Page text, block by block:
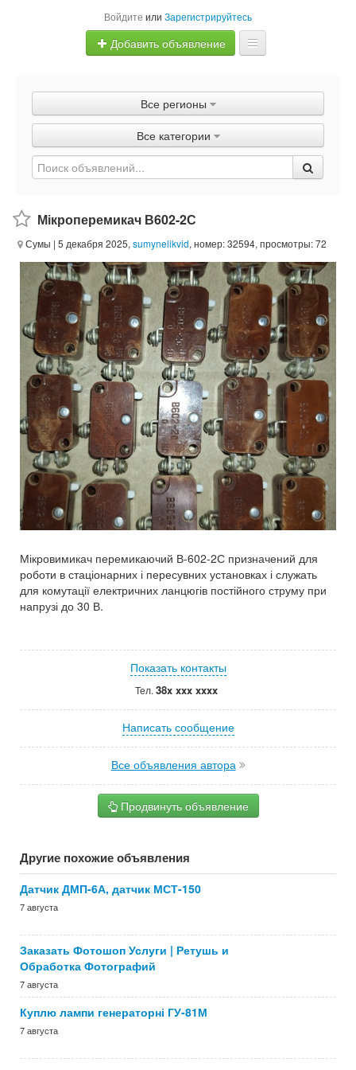
Войдите или Зарегистрируйтесь
Добавить объявление
Объявления
Быстрая продажа
Все регионы
Все категории
Мікроперемикач В602-2С
Сумы | 5 декабря 2025, sumynelikvid, номер: 32594, просмотры: 72
Мікровимикач перемикаючий В-602-2С призначений для
роботи в стаціонарних і пересувних установках і служать
для комутації електричних ланцюгів постійного струму при
напрузі до 30 В.
Показать контакты
Тел. 38x xxx xxxx
Написать сообщение
Все объявления автора
Продвинуть объявление
Другие похожие объявления
Датчик ДМП-6А, датчик МСТ-150
7 августа
Заказать Фотошоп Услуги | Ретушь и
Обработка Фотографий
7 августа
Куплю лампи генераторні ГУ-81М
7 августа